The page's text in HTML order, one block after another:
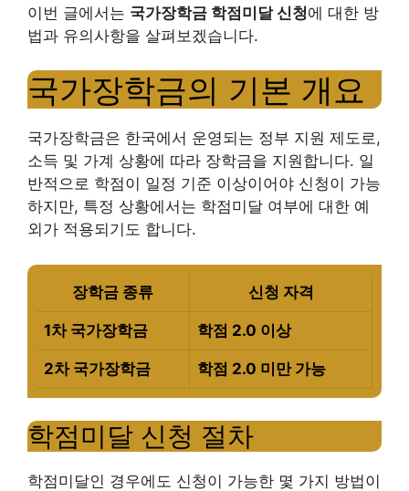
이번 글에서는 국가장학금 학점미달 신청에 대한 방
법과 유의사항을 살펴보겠습니다.
국가장학금의 기본 개요
국가장학금은 한국에서 운영되는 정부 지원 제도로,
소득 및 가계 상황에 따라 장학금을 지원합니다. 일
반적으로 학점이 일정 기준 이상이어야 신청이 가능
하지만, 특정 상황에서는 학점미달 여부에 대한 예
외가 적용되기도 합니다.
장학금 종류 신청 자격
1차 국가장학금 학점 2.0 이상
2차 국가장학금 학점 2.0 미만 가능
학점미달 신청 절차
학점미달인 경우에도 신청이 가능한 몇 가지 방법이